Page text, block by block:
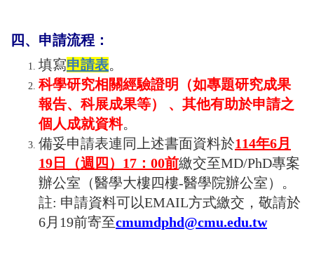
四、申請流程：
填寫申請表。
科學研究相關經驗證明（如專題研究成果
報告、科展成果等） 、其他有助於申請之
個人成就資料。
備妥申請表連同上述書面資料於114年6月
19日（週四）17：00前繳交至MD/PhD專案
辦公室（醫學大樓四樓-醫學院辦公室）。
註: 申請資料可以EMAIL方式繳交，敬請於
6月19前寄至cmumdphd@cmu.edu.tw